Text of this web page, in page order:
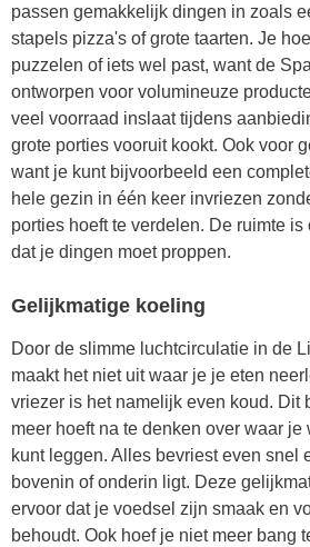
passen gemakkelijk dingen in zoals
stapels pizza's of grote taarten. Je
puzzelen of iets wel past, want de
ontworpen voor volumineuze
veel voorraad inslaat tijdens
grote porties vooruit kookt. Ook voor
want je kunt bijvoorbeeld een
hele gezin in één keer invriezen
porties hoeft te verdelen. De ruimte
dat je dingen moet proppen.
Gelijkmatige koeling
Door de slimme luchtcirculatie in de
maakt het niet uit waar je je eten
vriezer is het namelijk even koud. Dit
meer hoeft na te denken over waar
kunt leggen. Alles bevriest even snel
bovenin of onderin ligt. Deze
ervoor dat je voedsel zijn smaak en
behoudt. Ook hoef je niet meer bang